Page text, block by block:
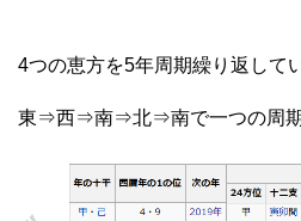
4つの恵方を5年周期繰り返して
東⇒西⇒南⇒北⇒南で一つの周期